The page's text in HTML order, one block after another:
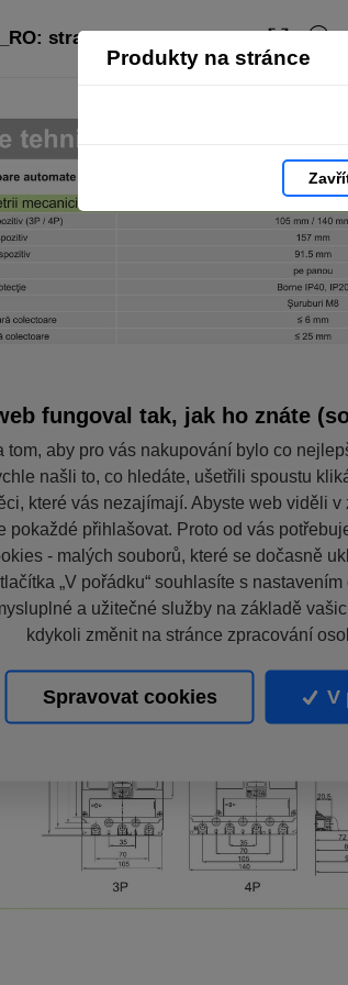
Produkty na stránce
strana 124
fungoval tak, jak ho znáte
tom, aby pro vás nakupování bylo co
našli to, co hledáte, ušetřili spoustu
které vás nezajímají. Abyste web viděli
pokaždé přihlašovat. Proto od vás
- malých souborů, které se dočasně
„V pořádku“ souhlasíte s
a užitečné služby na základě
kdykoli změnit na stránce zpracování
Spravovat cookies V